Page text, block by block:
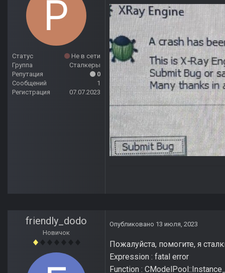
Статус
Не в сети
Группа
Сталкеры
Репутация
0
Сообщений
1
Регистрация
07.07.2023
friendly_dodo
Новичок
Опубликовано 13 июля, 2023
Пожалуйста, помогите, я
Expression : fatal error
Function :